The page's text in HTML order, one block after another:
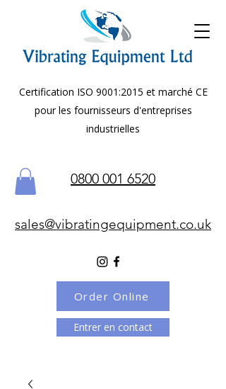
Certification ISO 9001:2015 et marché CE
pour les fournisseurs d'entreprises
industrielles
0800 001 6520
sales@vibratingequipment.co.uk
Entrer en contact
Order Online